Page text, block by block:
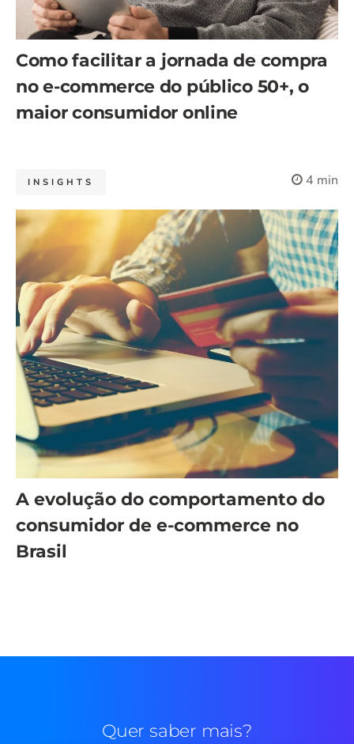
Como facilitar a jornada de compra
no e-commerce do público 50+, o
maior consumidor online
INSIGHTS 4 min
A evolução do comportamento do
consumidor de e-commerce no
Brasil
Quer saber mais?